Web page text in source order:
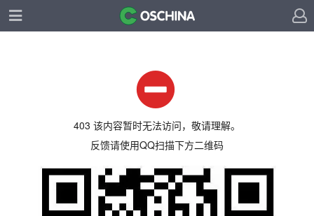
403 该内容暂时无法访问，敬请理解。
反馈请使用QQ扫描下方二维码